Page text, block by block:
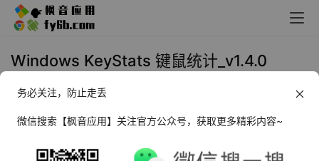
Windows KeyStats 键鼠统计_v1.4.0
2026年3月19日 15:32
前言
务必关注，防止走丢
微信搜索【枫音应用】关注官方公众号，获取更多精彩内容~